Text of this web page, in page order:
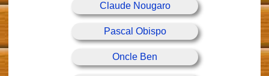
Claude Nougaro
Pascal Obispo
Oncle Ben